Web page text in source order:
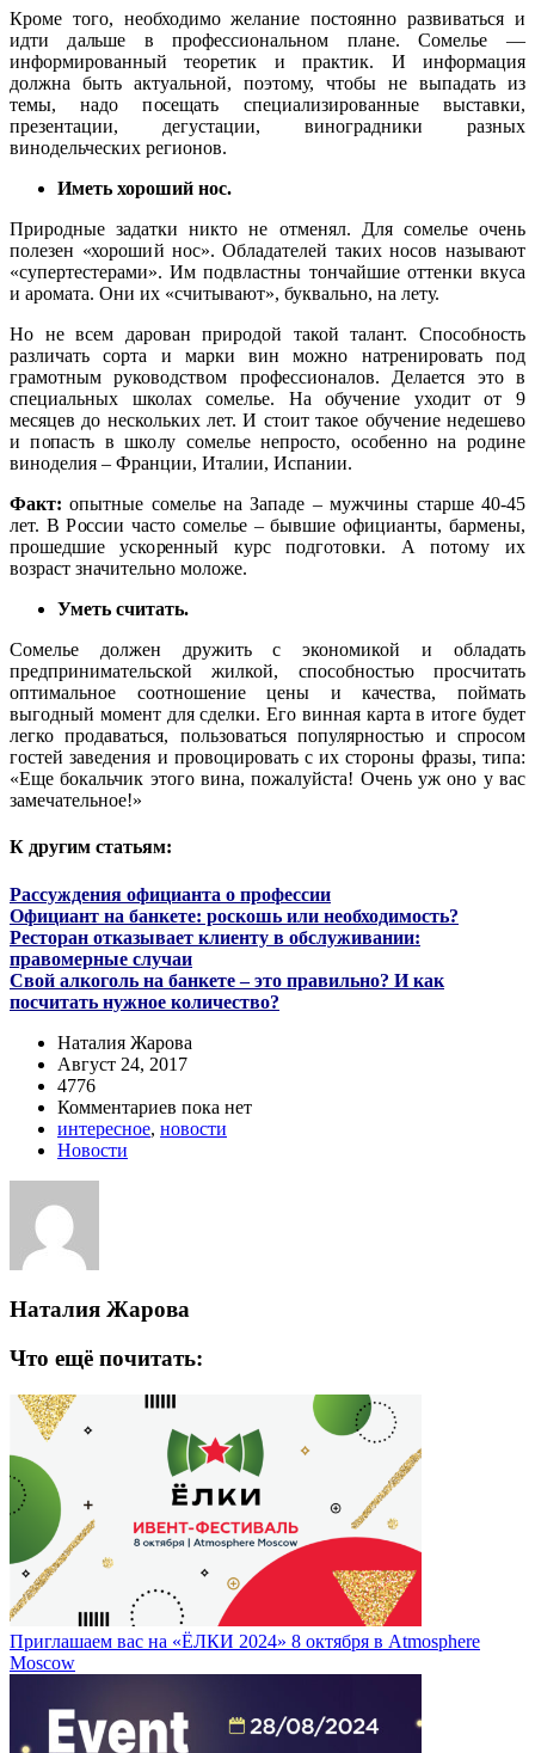
Кроме того, необходимо желание постоянно развиваться и
идти дальше в профессиональном плане. Сомелье —
информированный теоретик и практик. И информация
должна быть актуальной, поэтому, чтобы не выпадать из
темы, надо посещать специализированные выставки,
презентации, дегустации, виноградники разных
винодельческих регионов.
Иметь хороший нос.
Природные задатки никто не отменял. Для сомелье очень
полезен «хороший нос». Обладателей таких носов называют
«супертестерами». Им подвластны тончайшие оттенки вкуса
и аромата. Они их «считывают», буквально, на лету.
Но не всем дарован природой такой талант. Способность
различать сорта и марки вин можно натренировать под
грамотным руководством профессионалов. Делается это в
специальных школах сомелье. На обучение уходит от 9
месяцев до нескольких лет. И стоит такое обучение недешево
и попасть в школу сомелье непросто, особенно на родине
виноделия – Франции, Италии, Испании.
Факт: опытные сомелье на Западе – мужчины старше 40-45
лет. В России часто сомелье – бывшие официанты, бармены,
прошедшие ускоренный курс подготовки. А потому их
возраст значительно моложе.
Уметь считать.
Сомелье должен дружить с экономикой и обладать
предпринимательской жилкой, способностью просчитать
оптимальное соотношение цены и качества, поймать
выгодный момент для сделки. Его винная карта в итоге будет
легко продаваться, пользоваться популярностью и спросом
гостей заведения и провоцировать с их стороны фразы, типа:
«Еще бокальчик этого вина, пожалуйста! Очень уж оно у вас
замечательное!»
К другим статьям:
Рассуждения официанта о профессии
Официант на банкете: роскошь или необходимость?
Ресторан отказывает клиенту в обслуживании:
правомерные случаи
Свой алкоголь на банкете – это правильно? И как
посчитать нужное количество?
Наталия Жарова
Август 24, 2017
4776
Комментариев пока нет
интересное, новости
Новости
Наталия Жарова
Что ещё почитать:
Приглашаем вас на «ЁЛКИ 2024» 8 октября в Atmosphere
Moscow